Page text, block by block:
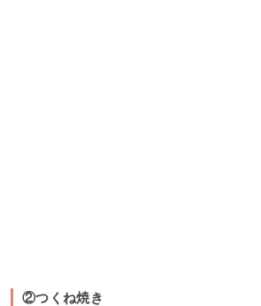
②つくね焼き